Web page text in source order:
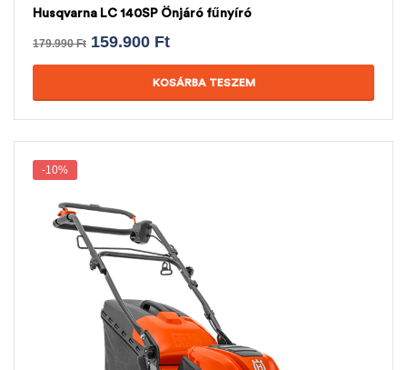
Husqvarna LC 140SP Önjáró fűnyíró
179.990Ft 159.900 Ft
KOSÁRBA TESZEM
-10%